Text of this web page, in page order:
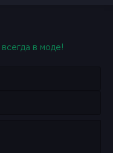
в моде!